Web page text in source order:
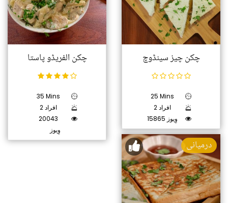
چکن الفریڈو پاستا
35 Mins
2 افراد
20043
وِیوز
چکن چیز سینڈوچ
25 Mins
2 افراد
15865 وِیوز
درمیانی